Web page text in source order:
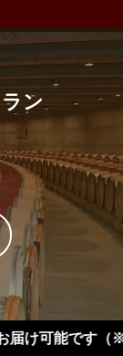
ン
※四国・中国